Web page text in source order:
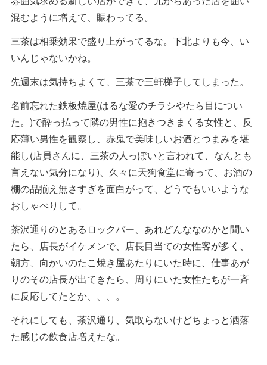
混むように増えて、賑わってる。
三茶は相乗効果で盛り上がってるな。下北よりも今、い
いんじゃないかね。
先週末は気持ちよくて、三茶で三軒梯子してしまった。
名前忘れた鉄板焼屋(はるな愛のチラシやたら目につい
た。)で酔っ払って隣の男性に抱きつきまくる女性と、反
応薄い男性を観察し、赤鬼で美味しいお酒とつまみを堪
能し(店員さんに、三茶の人っぽいと言われて、なんとも
言えない気分になり)、久々に天狗食堂に寄って、お酒の
棚の品揃え無さすぎを面白がって、どうでもいいような
おしゃべりして。
茶沢通りのとあるロックバー、あれどんななのかと聞い
たら、店長がイケメンで、店長目当ての女性客が多く、
朝方、向かいのたこ焼き屋あたりにいた時に、仕事あが
りのその店長が出てきたら、周りにいた女性たちが一斉
に反応してたとか、、、。
それにしても、茶沢通り、気取らないけどちょっと洒落
た感じの飲食店増えたな。